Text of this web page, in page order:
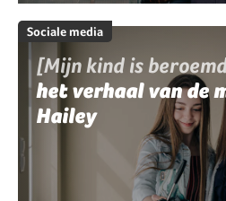
Sociale media
[Mijn kind is
het verhaal van de
Hailey